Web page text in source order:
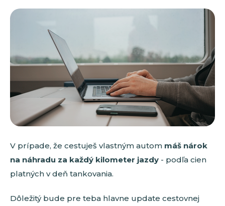
V prípade, že cestuješ vlastným autom máš nárok
na náhradu za každý kilometer jazdy - podľa cien
platných v deň tankovania.
Dôležitý bude pre teba hlavne update cestovnej